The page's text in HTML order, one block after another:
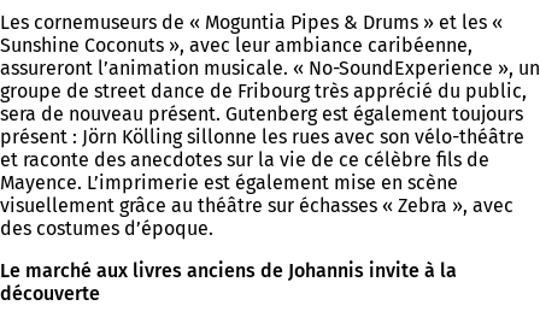
Les cornemuseurs de « Moguntia Pipes & Drums » et les «
Sunshine Coconuts », avec leur ambiance caribéenne,
assureront l’animation musicale. « No-SoundExperience », un
groupe de street dance de Fribourg très apprécié du public,
sera de nouveau présent. Gutenberg est également toujours
présent : Jörn Kölling sillonne les rues avec son vélo-théâtre
et raconte des anecdotes sur la vie de ce célèbre fils de
Mayence. L’imprimerie est également mise en scène
visuellement grâce au théâtre sur échasses « Zebra », avec
des costumes d’époque.
Le marché aux livres anciens de Johannis invite à la
découverte